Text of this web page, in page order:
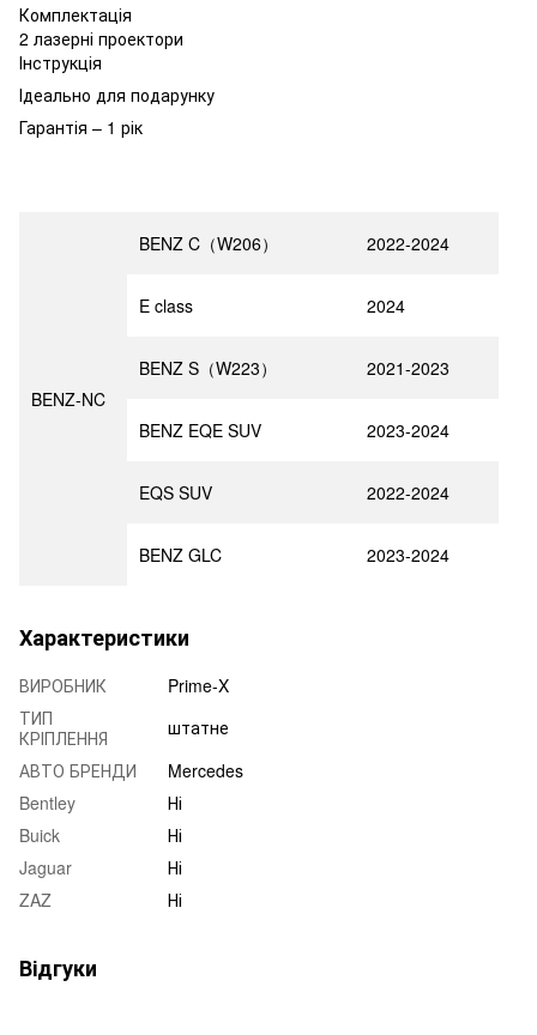
Комплектація
2 лазерні проектори
Інструкція
Ідеально для подарунку
Гарантія – 1 рік
BENZ-NC
BENZ C（W206） 2022-2024
E class 2024
BENZ S（W223） 2021-2023
BENZ EQE SUV 2023-2024
EQS SUV 2022-2024
BENZ GLC 2023-2024
Характеристики
ВИРОБНИК
Prime-X
ТИП
КРІПЛЕННЯ
штатне
АВТО БРЕНДИ
Mercedes
Bentley
Ні
Buick
Ні
Jaguar
Ні
ZAZ
Ні
Відгуки